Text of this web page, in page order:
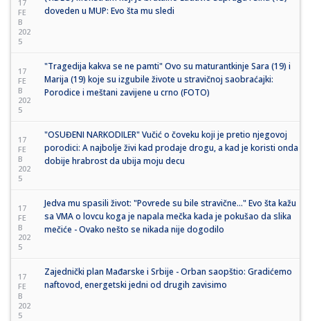
17
FE
B
202
5
doveden u MUP: Evo šta mu sledi
17
FE
B
202
5
"Tragedija kakva se ne pamti" Ovo su maturantkinje Sara (19) i
Marija (19) koje su izgubile živote u stravičnoj saobraćajki:
Porodice i meštani zavijene u crno (FOTO)
17
FE
B
202
5
"OSUĐENI NARKODILER" Vučić o čoveku koji je pretio njegovoj
porodici: A najbolje živi kad prodaje drogu, a kad je koristi onda
dobije hrabrost da ubija moju decu
17
FE
B
202
5
Jedva mu spasili život: "Povrede su bile stravične..." Evo šta kažu
sa VMA o lovcu koga je napala mečka kada je pokušao da slika
mečiće - Ovako nešto se nikada nije dogodilo
17
FE
B
202
5
Zajednički plan Mađarske i Srbije - Orban saopštio: Gradićemo
naftovod, energetski jedni od drugih zavisimo